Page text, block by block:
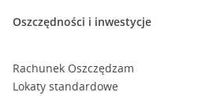
Oszczędności i inwestycje
Rachunek Oszczędzam
Lokaty standardowe